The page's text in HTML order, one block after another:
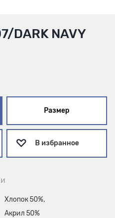
DARK NAVY
Размер
В избранное
Хлопок 50%,
Акрил 50%